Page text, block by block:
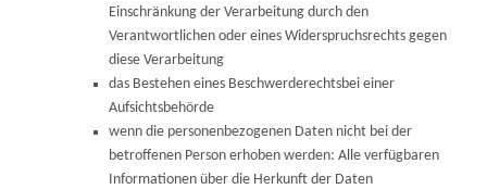
Einschränkung der Verarbeitung durch den
Verantwortlichen oder eines Widerspruchsrechts gegen
diese Verarbeitung
das Bestehen eines Beschwerderechtsbei einer
Aufsichtsbehörde
wenn die personenbezogenen Daten nicht bei der
betroffenen Person erhoben werden: Alle verfügbaren
Informationen über die Herkunft der Daten